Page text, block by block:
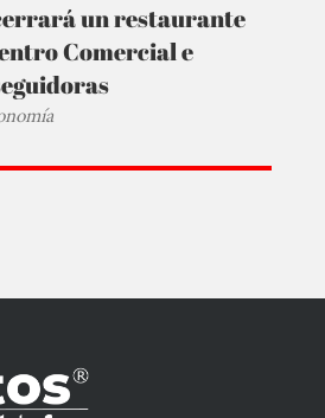
un restaurante
Comercial e